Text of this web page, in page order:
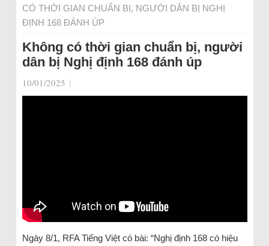
CÓ THỜI GIAN CHUẨN BỊ, NGƯỜI DÂN BỊ NGHỊ
ĐỊNH 168 ĐÁNH ÚP
Không có thời gian chuẩn bị, người
dân bị Nghị định 168 đánh úp
10/01/2025 |
Ngày 8/1, RFA Tiếng Việt có bài: “Nghị định 168 có hiệu